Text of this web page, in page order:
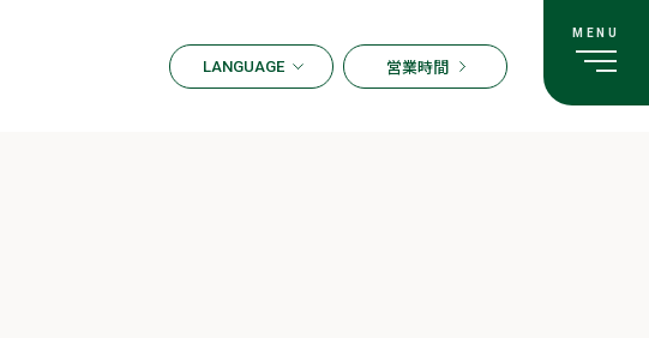
LANGUAGE 営業時間